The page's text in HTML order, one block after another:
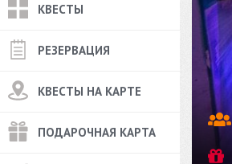
КВЕСТЫ
РЕЗЕРВАЦИЯ
КВЕСТЫ НА КАРТЕ
ПОДАРОЧНАЯ КАРТА